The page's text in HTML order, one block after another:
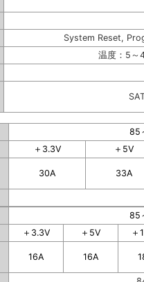
System Reset,
温度：5～
85
＋3.3V
＋5V
30A 33A
85
＋3.3V ＋5V
＋
16A 16A